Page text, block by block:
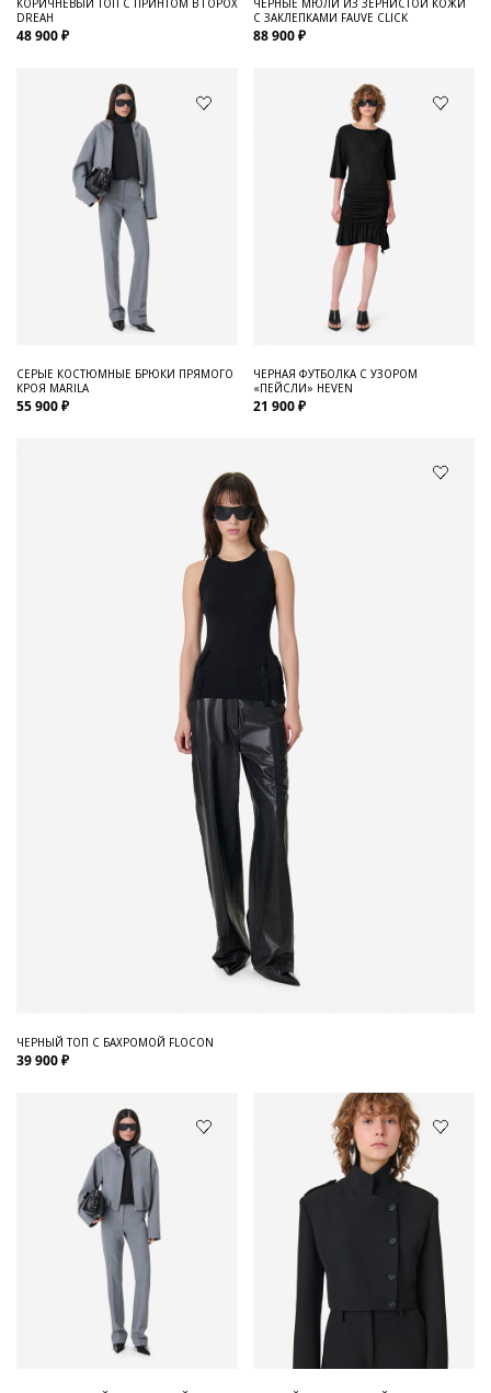
DREAH
48 900 ₽
С ЗАКЛЕПКАМИ FAUVE CLICK
88 900 ₽
СЕРЫЕ КОСТЮМНЫЕ БРЮКИ ПРЯМОГО
КРОЯ MARILA
55 900 ₽
ЧЕРНАЯ ФУТБОЛКА С УЗОРОМ
«ПЕЙСЛИ» HEVEN
21 900 ₽
ЧЕРНЫЙ ТОП С БАХРОМОЙ FLOCON
39 900 ₽